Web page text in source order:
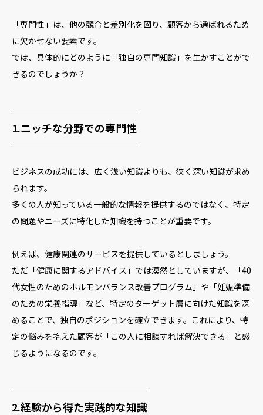
「専門性」は、他の競合と差別化を図り、顧客から選ばれるため
に欠かせない要素です。
では、具体的にどのように「独自の専門知識」を生かすことがで
きるのでしょうか？
────────────
1.ニッチな分野での専門性
────────────
ビジネスの成功には、広く浅い知識よりも、狭く深い知識が求め
られます。
多くの人が知っている一般的な情報を提供するのではなく、特定
の問題やニーズに特化した知識を持つことが重要です。
例えば、健康関連のサービスを提供しているとしましょう。
ただ「健康に関するアドバイス」では漠然としていますが、「40
代女性のためのホルモンバランス改善プログラム」や「妊娠準備
のための栄養指導」など、特定のターゲット層に向けた知識を深
めることで、独自のポジションを確立できます。これにより、特
定の悩みを抱えた顧客が「この人に相談すれば解決できる」と感
じるようになるのです。
─────────────
2.経験から得た実践的な知識